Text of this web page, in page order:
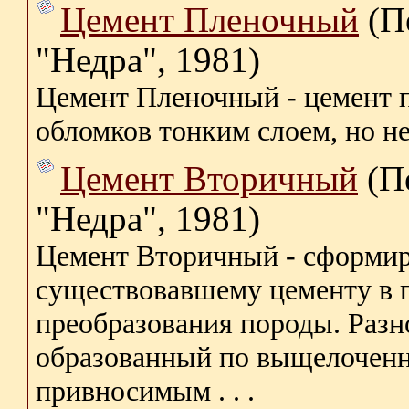
Цемент Пленочный
"Недра", 1981)
Цемент Пленочный - цемент
обломков тонким слоем, но
Цемент Вторичный
"Недра", 1981)
Цемент Вторичный -
существовавшему цементу в
преобразования породы.
образованный по
привносимым . . .